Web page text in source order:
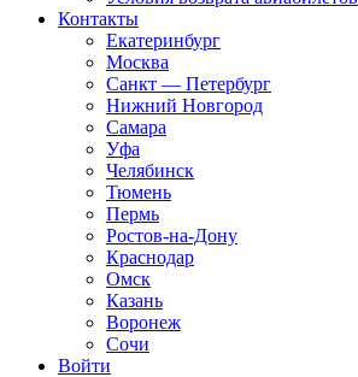
Контакты
Екатеринбург
Москва
Санкт — Петербург
Нижний Новгород
Самара
Уфа
Челябинск
Тюмень
Пермь
Ростов-на-Дону
Краснодар
Омск
Казань
Воронеж
Сочи
Войти